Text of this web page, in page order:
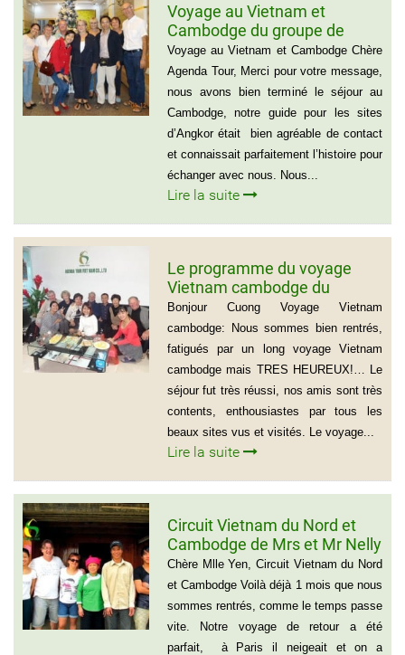
Voyage au Vietnam et
Cambodge du groupe de
madame Josette et Michel
GUILLON ( 6 personnes) 37
jours
Voyage au Vietnam et Cambodge Chère
Agenda Tour, Merci pour votre message,
nous avons bien terminé le séjour au
Cambodge, notre guide pour les sites
d’Angkor était bien agréable de contact
et connaissait parfaitement l’histoire pour
échanger avec nous. Nous...
Lire la suite
Le programme du voyage
Vietnam cambodge du
groupe de madame Anna
BOVO
Bonjour Cuong Voyage Vietnam
cambodge: Nous sommes bien rentrés,
fatigués par un long voyage Vietnam
cambodge mais TRES HEUREUX!… Le
séjour fut très réussi, nos amis sont très
contents, enthousiastes par tous les
beaux sites vus et visités. Le voyage...
Lire la suite
Circuit Vietnam du Nord et
Cambodge de Mrs et Mr Nelly
et Christian BROSSARD
Chère Mlle Yen, Circuit Vietnam du Nord
et Cambodge Voilà déjà 1 mois que nous
sommes rentrés, comme le temps passe
vite. Notre voyage de retour a été
parfait, à Paris il neigeait et on a